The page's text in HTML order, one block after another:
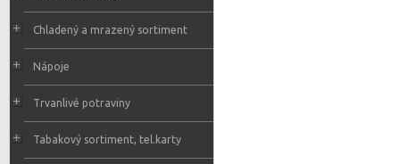
Chladený a mrazený sortiment
Nápoje
Trvanlivé potraviny
Tabakový sortiment, tel.karty